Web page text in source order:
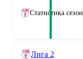
Статистика
Лига 2